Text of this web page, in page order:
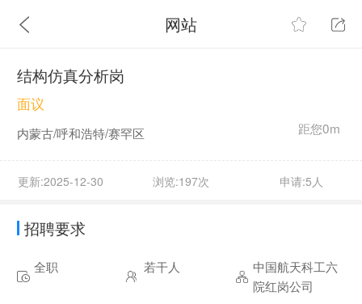
网站
结构仿真分析岗
距您0m
面议
内蒙古/呼和浩特/赛罕区
更新:2025-12-30 浏览:197次 申请:5人
招聘要求
全职 若干人
中国航天科工六
院红岗公司